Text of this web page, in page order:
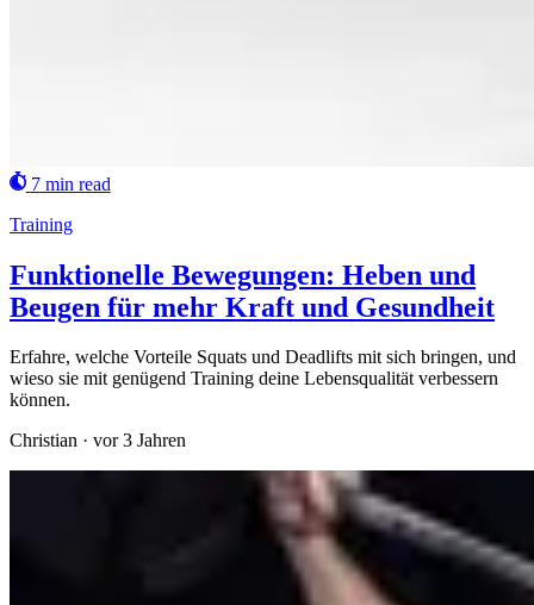
7 min read
Training
Funktionelle Bewegungen: Heben und
Beugen für mehr Kraft und Gesundheit
Erfahre, welche Vorteile Squats und Deadlifts mit sich bringen, und
wieso sie mit genügend Training deine Lebensqualität verbessern
können.
Christian · vor 3 Jahren